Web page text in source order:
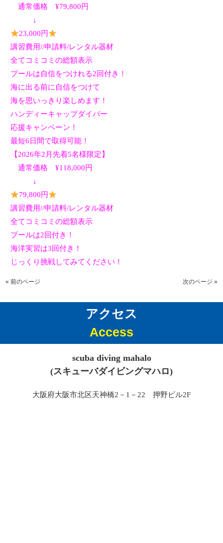
通常価格¥79,800円
↓
23,000円
講習費用//申請料/レンタル器材
全てコミコミの総額表示
プールは自信をつけれる2回付き！
海に出る前に自信をつけて
海を思いっきり楽しめます！
ハンディーキャップダイバー
応援キャンペーン！
最短6日間で取得可能！
【 2026年2月先着5名様限定】
通常価格¥118,000円
↓
79,800円
講習費用//申請料/レンタル器材
全てコミコミの総額表示
プールは2回付き！
海洋実習は3回付き！
じっくり挑戦してみてください！
« 前のページ 次のページ »
アクセス
Access
scuba diving mahalo
(スキューバダイビングマハロ)
大阪府大阪市北区天神橋2－1－22 押野ビル2F